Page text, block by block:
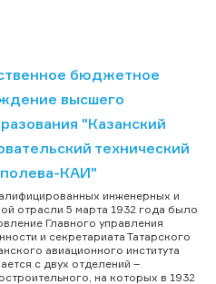
бюджетное
высшего
"Казанский
технический
КАИ"
инженерных и
отрасли 5 марта 1932 года было
Главного управления
и секретариата Татарского
авиационного института
с двух отделений –
на которых в 1932